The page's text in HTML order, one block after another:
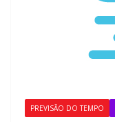
PREVISÃO DO TEMPO